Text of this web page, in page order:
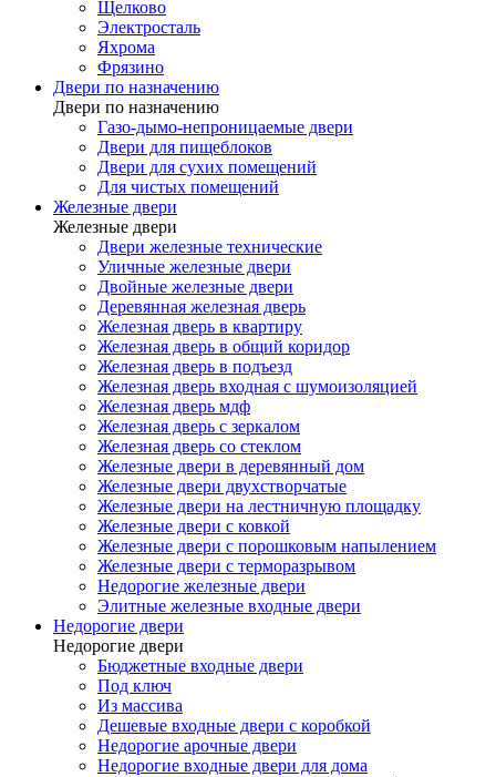
Щелково
Электросталь
Яхрома
Фрязино
Двери по назначению
Двери по назначению
Газо-дымо-непроницаемые двери
Двери для пищеблоков
Двери для сухих помещений
Для чистых помещений
Железные двери
Железные двери
Двери железные технические
Уличные железные двери
Двойные железные двери
Деревянная железная дверь
Железная дверь в квартиру
Железная дверь в общий коридор
Железная дверь в подъезд
Железная дверь входная с шумоизоляцией
Железная дверь мдф
Железная дверь с зеркалом
Железная дверь со стеклом
Железные двери в деревянный дом
Железные двери двухстворчатые
Железные двери на лестничную площадку
Железные двери с ковкой
Железные двери с порошковым напылением
Железные двери с терморазрывом
Недорогие железные двери
Элитные железные входные двери
Недорогие двери
Недорогие двери
Бюджетные входные двери
Под ключ
Из массива
Дешевые входные двери с коробкой
Недорогие арочные двери
Недорогие входные двери для дома